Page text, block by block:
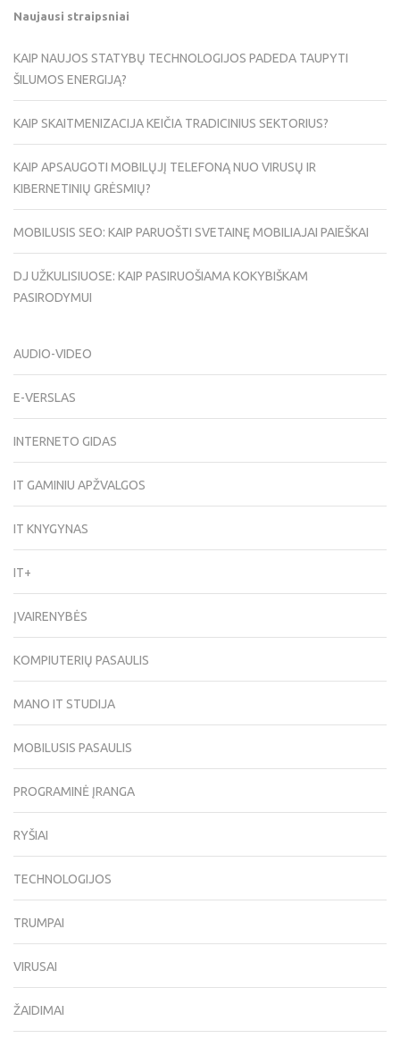
Naujausi straipsniai
KAIP NAUJOS STATYBŲ TECHNOLOGIJOS PADEDA TAUPYTI
ŠILUMOS ENERGIJĄ?
KAIP SKAITMENIZACIJA KEIČIA TRADICINIUS SEKTORIUS?
KAIP APSAUGOTI MOBILŲJĮ TELEFONĄ NUO VIRUSŲ IR
KIBERNETINIŲ GRĖSMIŲ?
MOBILUSIS SEO: KAIP PARUOŠTI SVETAINĘ MOBILIAJAI PAIEŠKAI
DJ UŽKULISIUOSE: KAIP PASIRUOŠIAMA KOKYBIŠKAM
PASIRODYMUI
AUDIO-VIDEO
E-VERSLAS
INTERNETO GIDAS
IT GAMINIU APŽVALGOS
IT KNYGYNAS
IT+
ĮVAIRENYBĖS
KOMPIUTERIŲ PASAULIS
MANO IT STUDIJA
MOBILUSIS PASAULIS
PROGRAMINĖ ĮRANGA
RYŠIAI
TECHNOLOGIJOS
TRUMPAI
VIRUSAI
ŽAIDIMAI